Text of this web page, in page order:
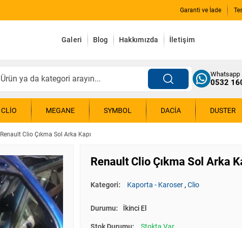
Garanti ve İade
Galeri Blog Hakkımızda İletişim
Whatsapp
0532
CLIO MEGANE SYMBOL DACIA DUSTER
Renault Clio Çıkma Sol Arka Kapı
Renault Clio Çıkma Sol Arka
Kategori: Kaporta - Karoser,Clio
Durumu: İkinci El